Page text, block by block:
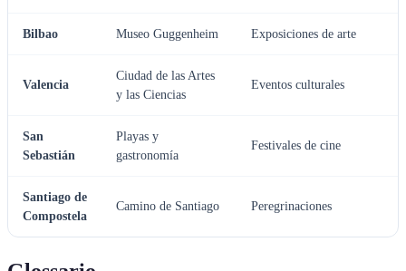
Bilbao Museo Guggenheim Exposiciones de arte
Valencia
Ciudad de las Artes
y las Ciencias
Eventos culturales
San
Sebastián
Playas y
gastronomía
Festivales de cine
Santiago de
Compostela
Camino de Santiago Peregrinaciones